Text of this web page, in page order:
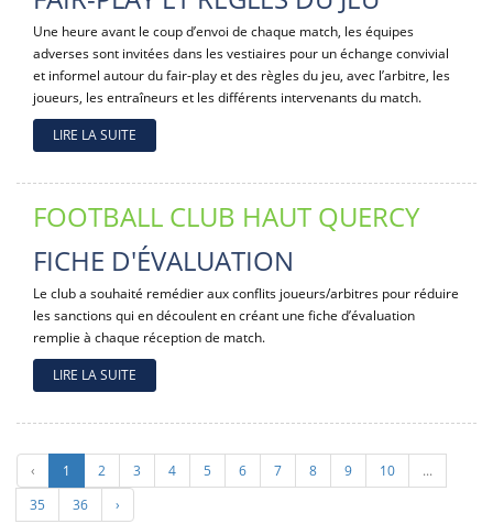
Une heure avant le coup d’envoi de chaque match, les équipes
adverses sont invitées dans les vestiaires pour un échange convivial
et informel autour du fair-play et des règles du jeu, avec l’arbitre, les
joueurs, les entraîneurs et les différents intervenants du match.
LIRE LA SUITE
FOOTBALL CLUB HAUT QUERCY
FICHE D'ÉVALUATION
Le club a souhaité remédier aux conflits joueurs/arbitres pour réduire
les sanctions qui en découlent en créant une fiche d’évaluation
remplie à chaque réception de match.
LIRE LA SUITE
‹ 1 2 3 4 5 6 7 8 9 10
...
35
36 ›